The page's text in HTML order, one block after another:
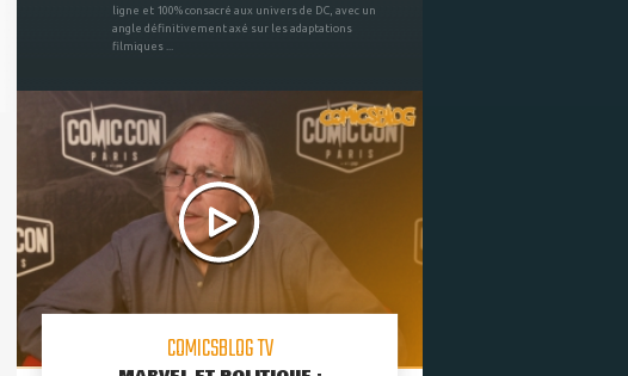
ligne et 100% consacré aux univers de DC, avec un
angle définitivement axé sur les adaptations
filmiques ...
COMICSBLOG TV